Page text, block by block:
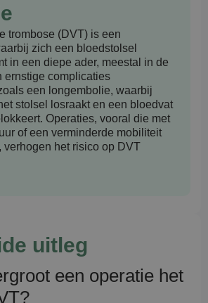
trombose (DVT) is een
zich een bloedstolsel
in een diepe ader, meestal in de
ernstige complicaties
een longembolie, waarbij
stolsel losraakt en een bloedvat
Operaties, vooral die met
of een verminderde mobiliteit
verhogen het risico op DVT
uitleg
een operatie het